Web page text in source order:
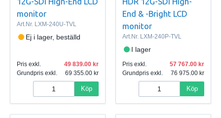
monitor
Art.Nr. LXM-240U-TVL
Ej i lager, beställd
Pris exkl.
49 839.00
Grundpris exkl.
69 355.00
Köp
End & -Bright LCD
monitor
Art.Nr. LXM-240P-TVL
I lager
Pris exkl.
57 767.00
Grundpris exkl.
76 975.00
Köp